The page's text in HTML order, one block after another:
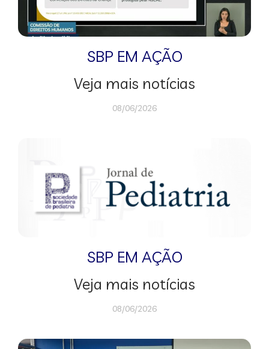
SBP EM AÇÃO
Veja mais notícias
08/06/2026
SBP EM AÇÃO
Veja mais notícias
08/06/2026